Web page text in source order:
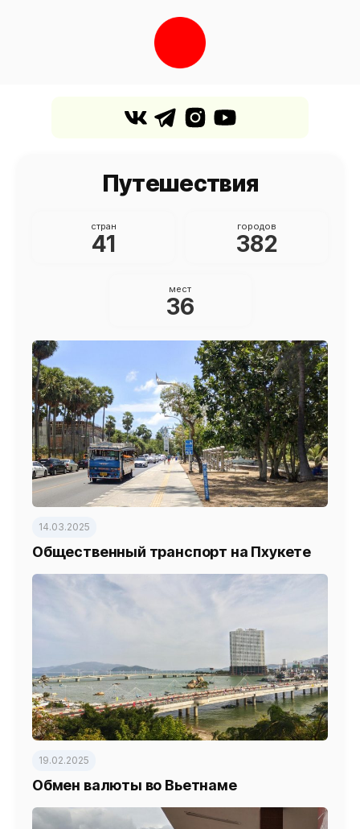
Путешествия
стран
41
городов
382
мест
36
14.03.2025
Общественный транспорт на Пхукете
19.02.2025
Обмен валюты во Вьетнаме